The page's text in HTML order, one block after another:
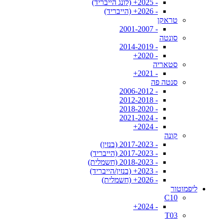
- 2025+ (לונג הייבריד)
- 2026+ (הייבריד)
טראקן
- 2001-2007
סונטה
- 2014-2019
- 2020+
סטאריה
- 2021+
סנטה פה
- 2006-2012
- 2012-2018
- 2018-2020
- 2021-2024
- 2024+
קונה
- 2017-2023 (בנזין)
- 2017-2023 (הייבריד)
- 2018-2023 (חשמלית)
- 2023+ (בנזין/הייבריד)
- 2026+ (חשמלית)
ליפמוטור
C10
- 2024+
T03